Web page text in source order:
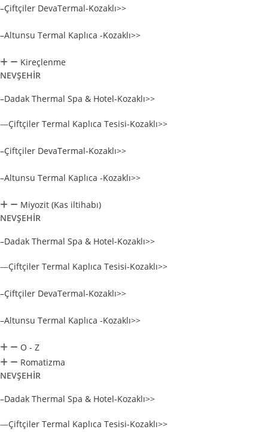
–Çiftçiler DevaTermal-Kozaklı>>
–Altunsu Termal Kaplıca -Kozaklı>>
Kireçlenme
NEVŞEHİR
–Dadak Thermal Spa & Hotel-Kozaklı>>
—Çiftçiler Termal Kaplıca Tesisi-Kozaklı>>
–Çiftçiler DevaTermal-Kozaklı>>
–Altunsu Termal Kaplıca -Kozaklı>>
Miyozit (Kas iltihabı)
NEVŞEHİR
–Dadak Thermal Spa & Hotel-Kozaklı>>
—Çiftçiler Termal Kaplıca Tesisi-Kozaklı>>
–Çiftçiler DevaTermal-Kozaklı>>
–Altunsu Termal Kaplıca -Kozaklı>>
O - Z
Romatizma
NEVŞEHİR
–Dadak Thermal Spa & Hotel-Kozaklı>>
—Çiftçiler Termal Kaplıca Tesisi-Kozaklı>>